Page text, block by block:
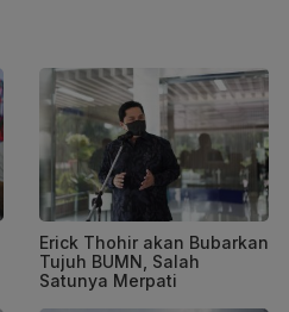
Erick Thohir akan Bubarkan
Tujuh BUMN, Salah
Satunya Merpati